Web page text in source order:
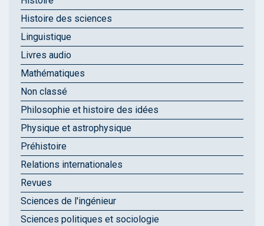
Histoire des sciences
Linguistique
Livres audio
Mathématiques
Non classé
Philosophie et histoire des idées
Physique et astrophysique
Préhistoire
Relations internationales
Revues
Sciences de l'ingénieur
Sciences politiques et sociologie